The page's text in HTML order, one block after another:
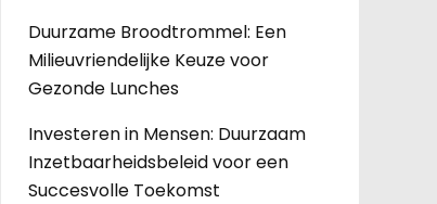
Duurzame Broodtrommel: Een
Milieuvriendelijke Keuze voor
Gezonde Lunches
Investeren in Mensen: Duurzaam
Inzetbaarheidsbeleid voor een
Succesvolle Toekomst